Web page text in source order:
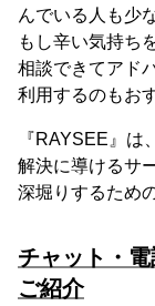
んでいる人も少
もし辛い気持ち
相談できてアド
利用するのもお
『RAYSEE』
解決に導けるサ
深堀りするため
チャット・
ご紹介